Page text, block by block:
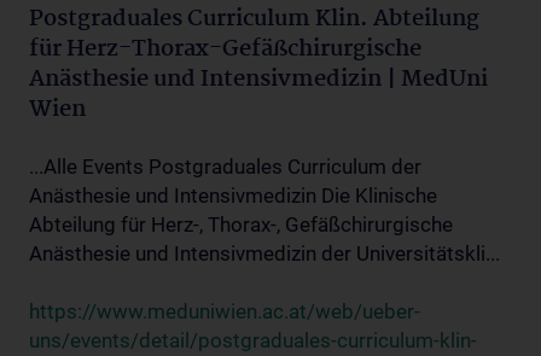
Postgraduales Curriculum Klin. Abteilung
für Herz-Thorax-Gefäßchirurgische
Anästhesie und Intensivmedizin | MedUni
Wien
...Alle Events Postgraduales Curriculum der
Anästhesie und Intensivmedizin Die Klinische
Abteilung für Herz-, Thorax-, Gefäßchirurgische
Anästhesie und Intensivmedizin der Universitätskli...
https://www.meduniwien.ac.at/web/ueber-
uns/events/detail/postgraduales-curriculum-klin-